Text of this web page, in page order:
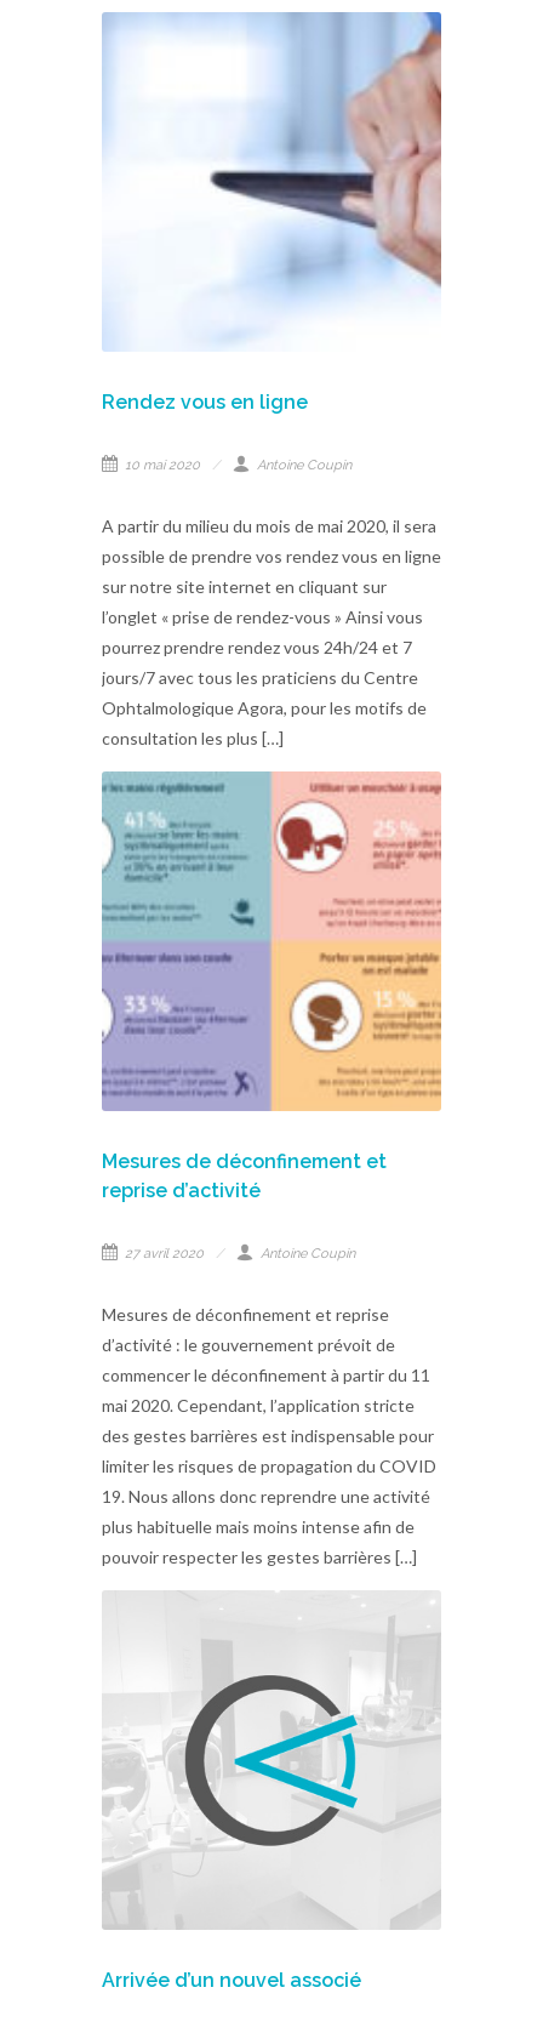
Rendez vous en ligne
10 mai 2020 Antoine Coupin
A partir du milieu du mois de mai 2020, il sera
possible de prendre vos rendez vous en ligne
sur notre site internet en cliquant sur
l’onglet « prise de rendez-vous » Ainsi vous
pourrez prendre rendez vous 24h/24 et 7
jours/7 avec tous les praticiens du Centre
Ophtalmologique Agora, pour les motifs de
consultation les plus […]
Mesures de déconfinement et
reprise d’activité
27 avril 2020 Antoine Coupin
Mesures de déconfinement et reprise
d’activité : le gouvernement prévoit de
commencer le déconfinement à partir du 11
mai 2020. Cependant, l’application stricte
des gestes barrières est indispensable pour
limiter les risques de propagation du COVID
19. Nous allons donc reprendre une activité
plus habituelle mais moins intense afin de
pouvoir respecter les gestes barrières […]
Arrivée d’un nouvel associé